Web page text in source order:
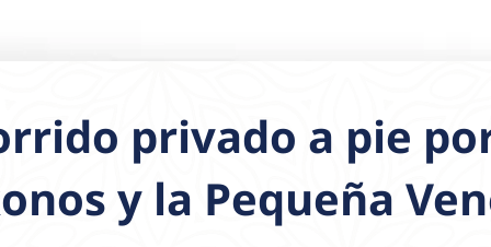
privado a pie
y la Pequeña